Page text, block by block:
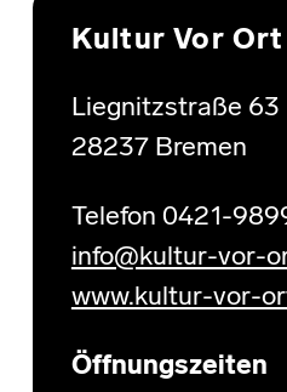
Kultur Vor Ort
Liegnitzstraße 63
28237 Bremen
Telefon 0421-
info@kultur-vor-
www.kultur-vor-
Öffnungszeiten